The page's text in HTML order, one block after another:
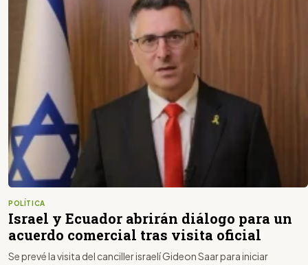
POLÍTICA
Israel y Ecuador abrirán diálogo para un
acuerdo comercial tras visita oficial
Se prevé la visita del canciller israelí Gideon Saar para iniciar